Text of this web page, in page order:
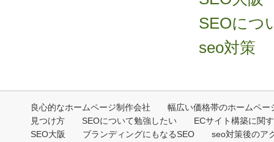
SEOにつ
seo対策
良心的なホームページ制作会社
幅広い価格帯のホームペー
見つけ方
SEOについて勉強したい
ECサイト構築に関
SEO大阪
ブランディングにもなるSEO
seo対策後のア